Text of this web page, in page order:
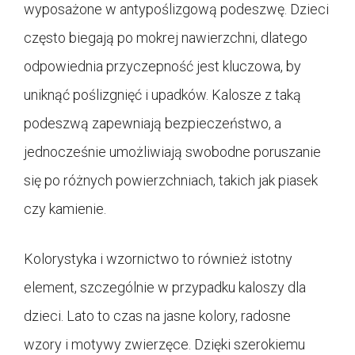
wyposażone w antypoślizgową podeszwę. Dzieci
często biegają po mokrej nawierzchni, dlatego
odpowiednia przyczepność jest kluczowa, by
uniknąć poślizgnięć i upadków. Kalosze z taką
podeszwą zapewniają bezpieczeństwo, a
jednocześnie umożliwiają swobodne poruszanie
się po różnych powierzchniach, takich jak piasek
czy kamienie.
Kolorystyka i wzornictwo to również istotny
element, szczególnie w przypadku kaloszy dla
dzieci. Lato to czas na jasne kolory, radosne
wzory i motywy zwierzęce. Dzięki szerokiemu